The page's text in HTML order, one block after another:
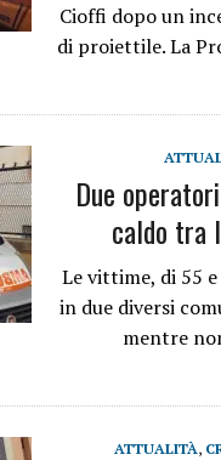
Cioffi dopo un
di proiettile. La
Due
caldo tra
Le vittime, di 55
in due diversi
mentre
ATTUALITÀ,